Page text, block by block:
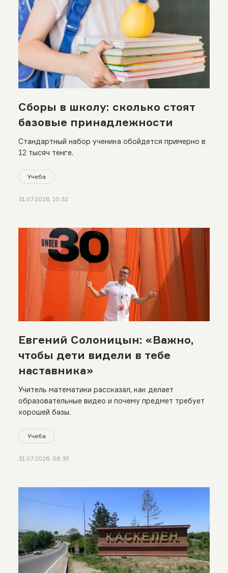
Сборы в школу: сколько стоят
базовые принадлежности
Стандартный набор ученика обойдется примерно в
12 тысяч тенге.
Учеба
31.07.2026, 10:32
Евгений Солоницын: «Важно,
чтобы дети видели в тебе
наставника»
Учитель математики рассказал, как делает
образовательные видео и почему предмет требует
хорошей базы.
Учеба
31.07.2026, 08:35